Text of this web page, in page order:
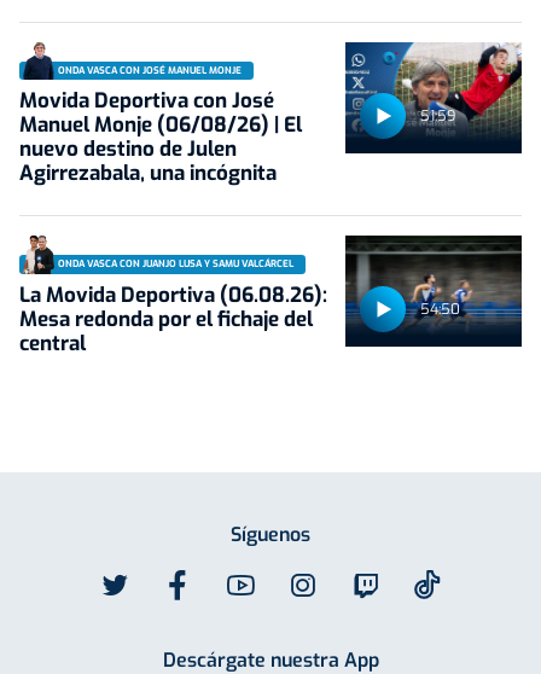
51:59
ONDA VASCA CON JOSÉ MANUEL MONJE
Movida Deportiva con José
Manuel Monje (06/08/26) | El
nuevo destino de Julen
Agirrezabala, una incógnita
54:50
ONDA VASCA CON JUANJO LUSA Y SAMU VALCÁRCEL
La Movida Deportiva (06.08.26):
Mesa redonda por el fichaje del
central
Síguenos
Descárgate nuestra App